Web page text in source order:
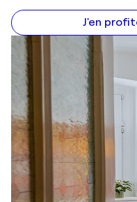
J'en